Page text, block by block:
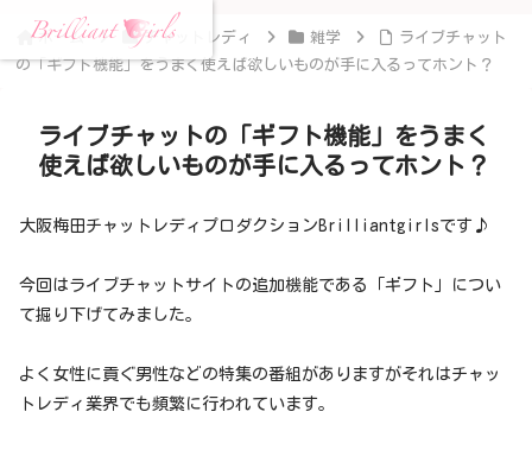
ホーム チャットレディ 雑学
ライブチャット
の「ギフト機能」をうまく使えば欲しいものが手に入るってホント？
ライブチャットの「ギフト機能」をうまく
使えば欲しいものが手に入るってホント？
大阪梅田チャットレディプロダクションBrilliantgirlsです♪
今回はライブチャットサイトの追加機能である「ギフト」につい
て掘り下げてみました。
よく女性に貢ぐ男性などの特集の番組がありますがそれはチャッ
トレディ業界でも頻繁に行われています。